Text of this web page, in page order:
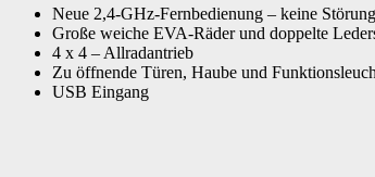
Typ Fernsteuerung ‎Funkfernsteuerung
Zielgruppe ‎Unisex
Neue 2,4-GHz-Fernbedienung – keine
Große weiche EVA-Räder und doppelte
4 x 4 – Allradantrieb
Zu öffnende Türen, Haube und
USB Eingang